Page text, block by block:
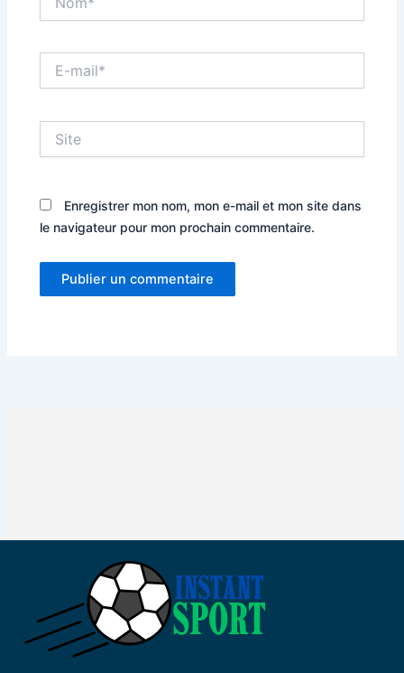
mail*
Enregistrer mon nom, mon e-mail et mon site dans
le navigateur pour mon prochain commentaire.